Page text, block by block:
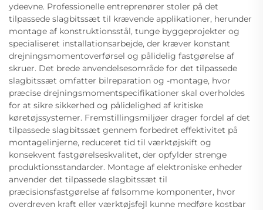
ydeevne. Professionelle entreprenører stoler på det
tilpassede slagbitssæt til krævende applikationer, herunder
montage af konstruktionsstål, tunge byggeprojekter og
specialiseret installationsarbejde, der kræver konstant
drejningsmomentoverførsel og pålidelig fastgørelse af
skruer. Det brede anvendelsesområde for det tilpassede
slagbitssæt omfatter bilreparation og -montage, hvor
præcise drejningsmomentspecifikationer skal overholdes
for at sikre sikkerhed og pålidelighed af kritiske
køretøjssystemer. Fremstillingsmiljøer drager fordel af det
tilpassede slagbitssæt gennem forbedret effektivitet på
montagelinjerne, reduceret tid til værktøjskift og
konsekvent fastgørelseskvalitet, der opfylder strenge
produktionsstandarder. Montage af elektroniske enheder
anvender det tilpassede slagbitssæt til
præcisionsfastgørelse af følsomme komponenter, hvor
overdreven kraft eller værktøjsfejl kunne medføre kostbar